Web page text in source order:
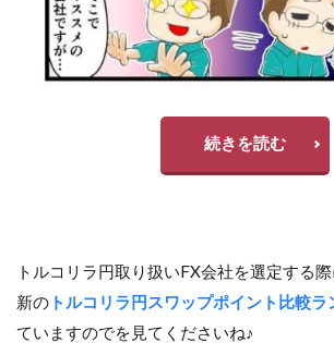
続きを読む
トルコリラ円取り扱いFX会社を選定する
新の トルコリラ円スワップポイント比較ラ
ていますのでを見てくださいね♪